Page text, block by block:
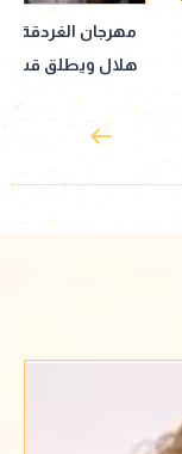
الإنجاب.. ورسالته